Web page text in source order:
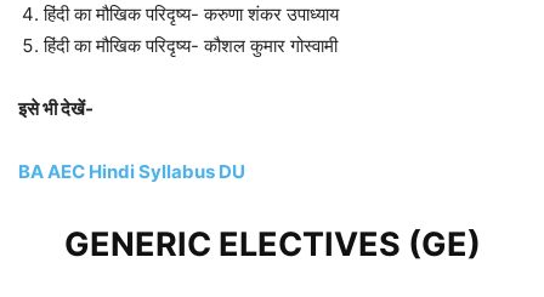
हिंदी का मौखिक परिदृष्य- करुणा शंकर उपाध्याय
हिंदी का मौखिक परिदृष्य- कौशल कुमार गोस्वामी
इसे भी देखें-
BA AEC Hindi Syllabus DU
GENERIC ELECTIVES (GE)